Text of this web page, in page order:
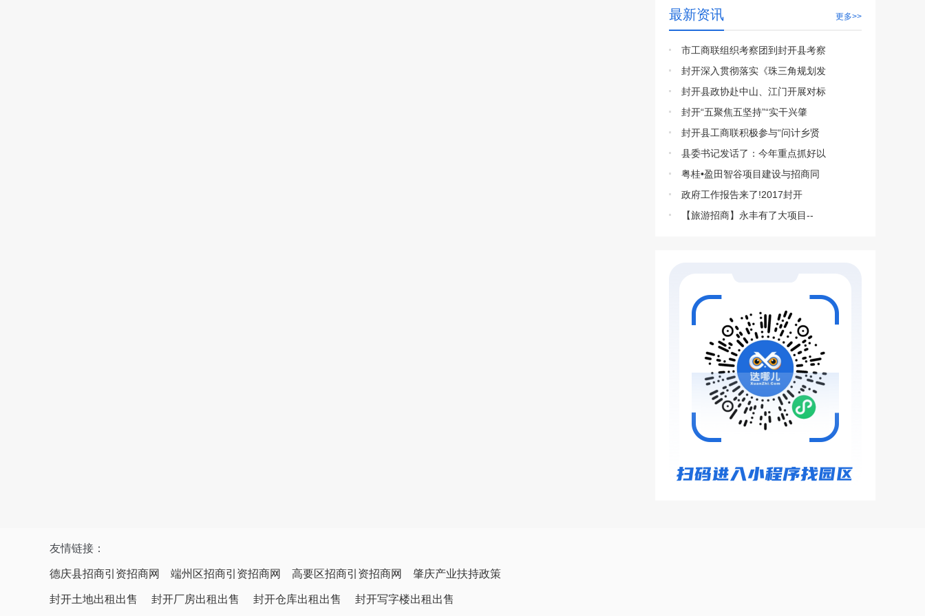
最新资讯 更多>>
市工商联组织考察团到封开县考察
封开深入贯彻落实《珠三角规划发
封开县政协赴中山、江门开展对标
封开“五聚焦五坚持”“实干兴肇
封开县工商联积极参与“问计乡贤
县委书记发话了：今年重点抓好以
粤桂•盈田智谷项目建设与招商同
政府工作报告来了!2017封开
【旅游招商】永丰有了大项目--
友情链接：
德庆县招商引资招商网 端州区招商引资招商网 高要区招商引资招商网 肇庆产业扶持政策
封开土地出租出售 封开厂房出租出售 封开仓库出租出售 封开写字楼出租出售